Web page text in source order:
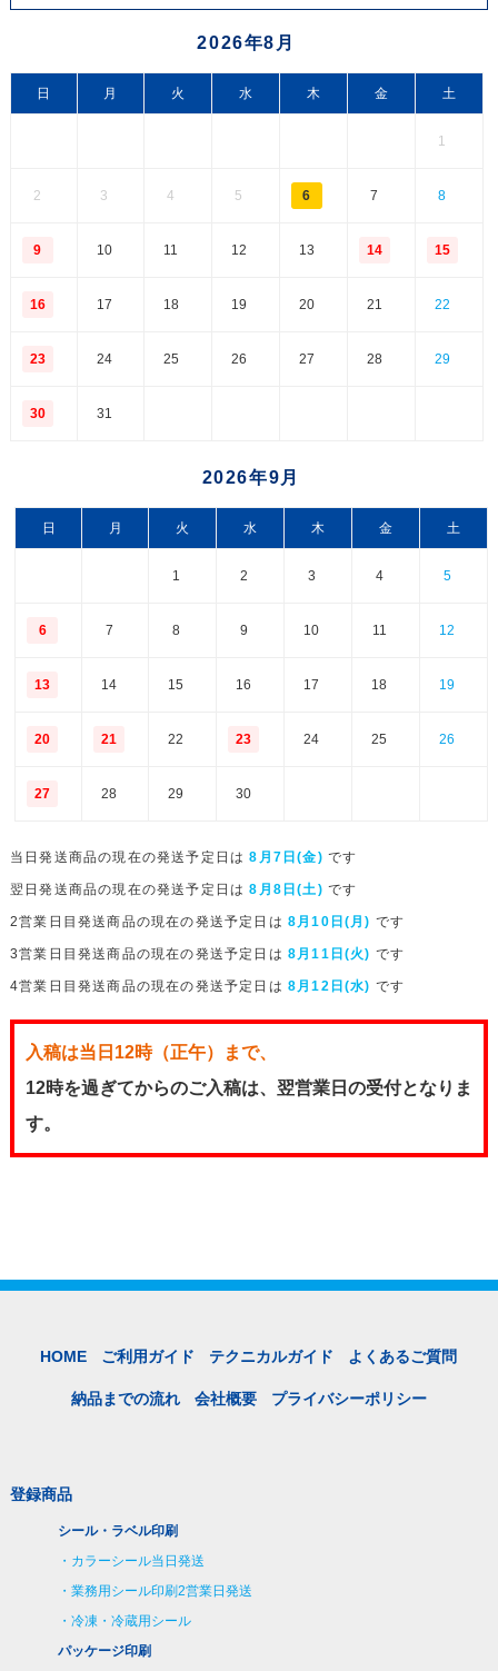
2026年8月
日 月 火 水 木 金 土
1
2 3 4 5 6 7 8
9 10 11 12 13 14 15
16 17 18 19 20 21 22
23 24 25 26 27 28 29
30 31
2026年9月
日 月 火 水 木 金 土
1 2 3 4 5
6 7 8 9 10 11 12
13 14 15 16 17 18 19
20 21 22 23 24 25 26
27 28 29 30
当日発送商品の現在の発送予定日は 8月7日(金) です
翌日発送商品の現在の発送予定日は 8月8日(土) です
2営業日目発送商品の現在の発送予定日は 8月10日(月) です
3営業日目発送商品の現在の発送予定日は 8月11日(火) です
4営業日目発送商品の現在の発送予定日は 8月12日(水) です
入稿は当日12時（正午）まで、
12時を過ぎてからのご入稿は、翌営業日の受付となりま
す。
HOME ご利用ガイド テクニカルガイド よくあるご質問
納品までの流れ 会社概要 プライバシーポリシー
登録商品
シール・ラベル印刷
カラーシール当日発送
業務用シール印刷2営業日発送
冷凍・冷蔵用シール
パッケージ印刷